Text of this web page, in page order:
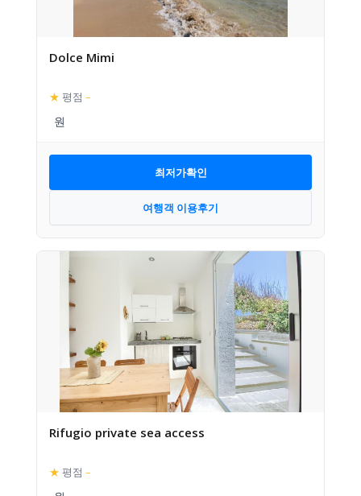
Dolce Mimi
★ 평점 –
최저가확인
여행객 이용후기
Rifugio private sea access
★ 평점 –